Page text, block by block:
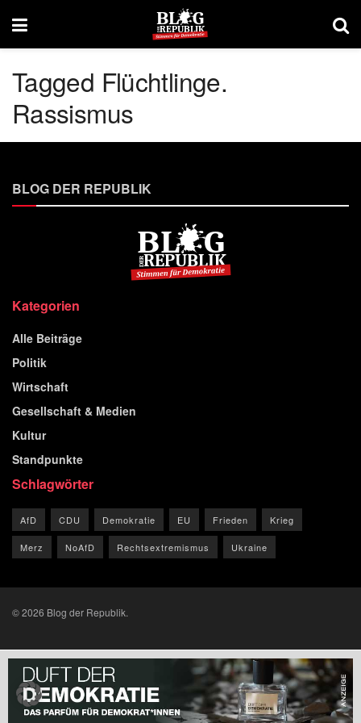
Tagged Flüchtlinge.
Rassismus
BLOG DER REPUBLIK
Kategorien
Alle Beiträge
Politik
Wirtschaft
Gesellschaft & Medien
Kultur
Standpunkte
Schlagwörter
AfD CDU Demokratie EU Frieden Krieg
Merz NoAfD Rechtsextremismus Ukraine
© 2026 Blog der Republik.